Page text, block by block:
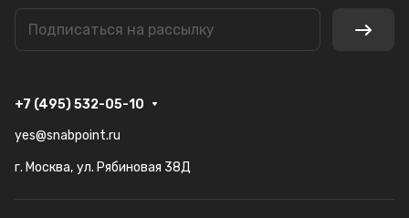
+7 (495) 532-05-10
yes@snabpoint.ru
г. Москва, ул. Рябиновая 38Д